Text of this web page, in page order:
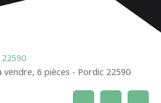
6 pièces - Pordic 22590